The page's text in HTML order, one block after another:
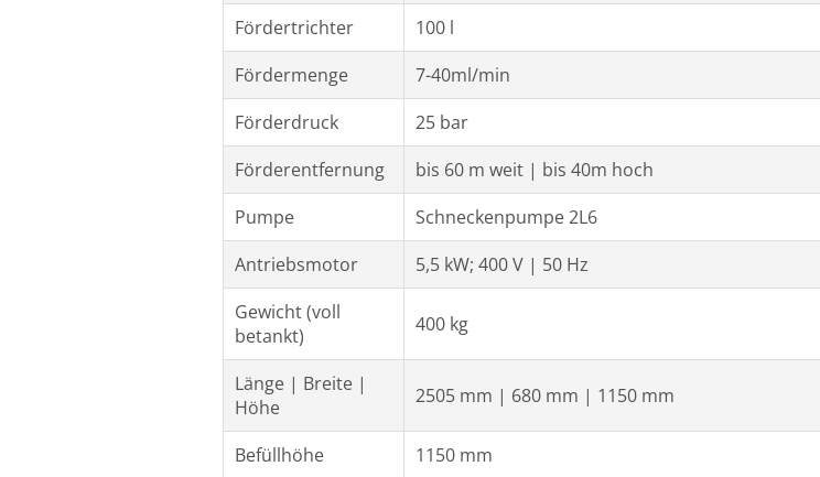
Fördertrichter
100 l
Fördermenge
7-40ml/min
Förderdruck
25 bar
Förderentfernung
bis 60 m weit | bis 40m hoch
Pumpe
Schneckenpumpe 2L6
Antriebsmotor
5,5 kW; 400 V | 50 Hz
Gewicht (voll
betankt)
400 kg
Länge | Breite |
Höhe
2505 mm | 680 mm | 1150 mm
Befüllhöhe
1150 mm